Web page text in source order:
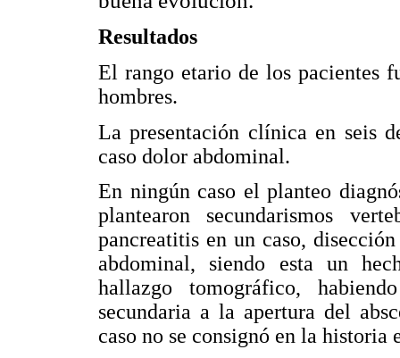
Resultados
El rango etario de los pacientes
hombres.
La presentación clínica en seis
caso dolor abdominal.
En ningún caso el planteo
plantearon secundarismos
pancreatitis en un caso,
abdominal, siendo esta un
hallazgo tomográfico,
secundaria a la apertura del
caso no se consignó en la historia